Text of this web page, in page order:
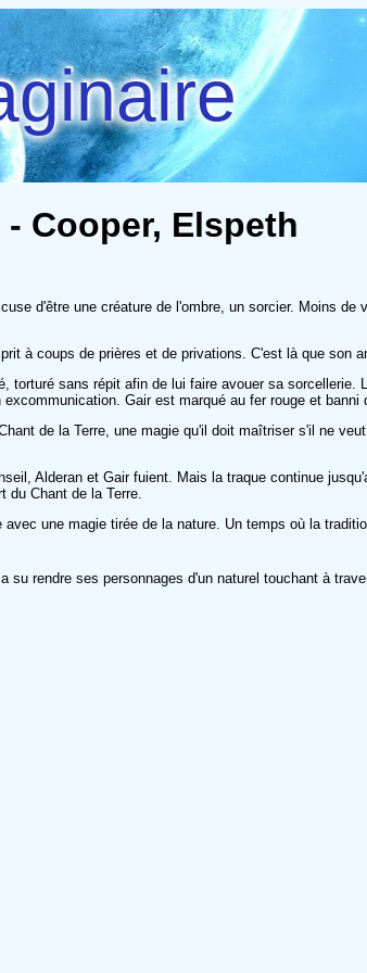
Cooper, Elspeth
d'être une créature de l'ombre, un sorcier. Moins
à coups de prières et de privations. C'est là que son
torturé sans répit afin de lui faire avouer sa sorcellerie.
Gair est marqué au fer rouge et
de la Terre, une magie qu'il doit maîtriser s'il ne
Alderan et Gair fuient. Mais la traque continue
Chant de la Terre.
une magie tirée de la nature. Un temps où la
rendre ses personnages d'un naturel touchant à